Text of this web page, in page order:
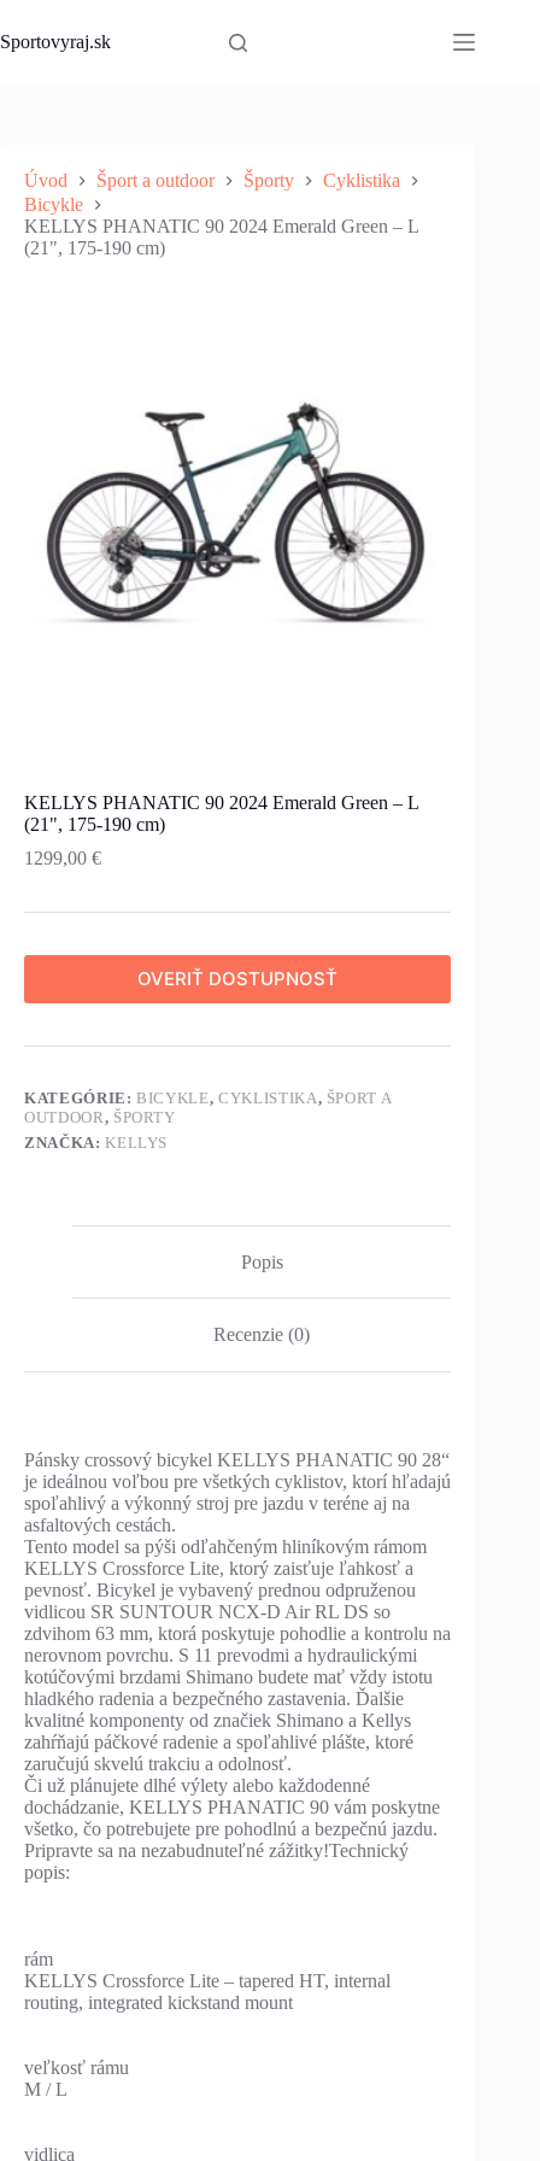
to
content
Sportovyraj.sk
Úvod Šport a outdoor Športy
Cyklistika
Bicykle
KELLYS PHANATIC 90 2024 Emerald Green – L
(21", 175-190 cm)
KELLYS PHANATIC 90 2024 Emerald Green – L
(21", 175-190 cm)
1299,00 €
OVERIŤ DOSTUPNOSŤ
KATEGÓRIE:BICYKLE,CYKLISTIKA, ŠPORT A
OUTDOOR , ŠPORTY
ZNAČKA:KELLYS
Popis
Recenzie (0)
Pánsky crossový bicykel KELLYS PHANATIC 90 28“
je ideálnou voľbou pre všetkých cyklistov, ktorí hľadajú
spoľahlivý a výkonný stroj pre jazdu v teréne aj na
asfaltových cestách.
Tento model sa pýši odľahčeným hliníkovým rámom
KELLYS Crossforce Lite, ktorý zaisťuje ľahkosť a
pevnosť. Bicykel je vybavený prednou odpruženou
vidlicou SR SUNTOUR NCX-D Air RL DS so
zdvihom 63 mm, ktorá poskytuje pohodlie a kontrolu na
nerovnom povrchu. S 11 prevodmi a hydraulickými
kotúčovými brzdami Shimano budete mať vždy istotu
hladkého radenia a bezpečného zastavenia. Ďalšie
kvalitné komponenty od značiek Shimano a Kellys
zahŕňajú páčkové radenie a spoľahlivé plášte, ktoré
zaručujú skvelú trakciu a odolnosť.
Či už plánujete dlhé výlety alebo každodenné
dochádzanie, KELLYS PHANATIC 90 vám poskytne
všetko, čo potrebujete pre pohodlnú a bezpečnú jazdu.
Pripravte sa na nezabudnuteľné zážitky!Technický
popis:
rám
KELLYS Crossforce Lite – tapered HT, internal
routing, integrated kickstand mount
veľkosť rámu
M / L
vidlica